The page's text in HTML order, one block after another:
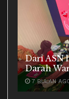
Dari ASN
Darah
7 BULAN